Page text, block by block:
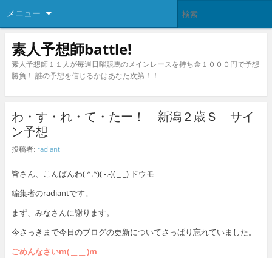
メニュー
素人予想師battle!
素人予想師１１人が毎週日曜競馬のメインレースを持ち金１０００円で予想
勝負！ 誰の予想を信じるかはあなた次第！！
わ・す・れ・て・たー！ 新潟２歳Ｓ サイ
ン予想
投稿者: radiant
皆さん、こんばんわ( ^.^)( -.-)( _ _) ドウモ
編集者のradiantです。
まず、みなさんに謝ります。
今さっきまで今日のブログの更新についてさっぱり忘れていました。
ごめんなさいm( __ __ )m